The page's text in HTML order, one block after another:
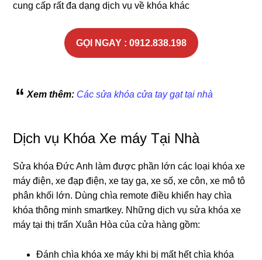
cung cấp rất đa dạng dịch vụ về khóa khác
GỌI NGAY : 0912.838.198
Xem thêm: Các sửa khóa cửa tay gạt tại nhà
Dịch vụ Khóa Xe máy Tại Nhà
Sửa khóa Đức Anh làm được phần lớn các loại khóa xe
máy điện, xe đạp điện, xe tay ga, xe số, xe côn, xe mô tô
phân khối lớn. Dùng chìa remote điều khiển hay chìa
khóa thông minh smartkey. Những dịch vụ sửa khóa xe
máy tại thị trấn Xuân Hòa của cửa hàng gồm:
Đánh chìa khóa xe máy khi bị mất hết chìa khóa